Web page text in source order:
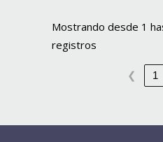
Mostrando desde 1
registros
❮ 1